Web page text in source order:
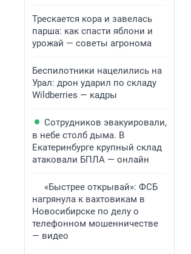
Трескается кора и завелась
парша: как спасти яблони и
урожай — советы агронома
Беспилотники нацелились на
Урал: дрон ударил по складу
Wildberries — кадры
Сотрудников эвакуировали,
в небе столб дыма. В
Екатеринбурге крупный склад
атаковали БПЛА — онлайн
«Быстрее открывай»: ФСБ
нагрянула к вахтовикам в
Новосибирске по делу о
телефонном мошенничестве
— видео